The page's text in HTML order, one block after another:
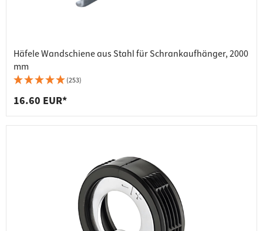
Häfele Wandschiene aus Stahl für Schrankaufhänger, 2000
mm
(253)
16.60 EUR*